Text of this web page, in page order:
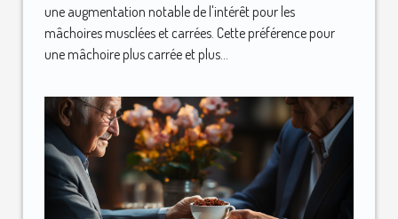
une augmentation notable de l'intérêt pour les
mâchoires musclées et carrées. Cette préférence pour
une mâchoire plus carrée et plus...